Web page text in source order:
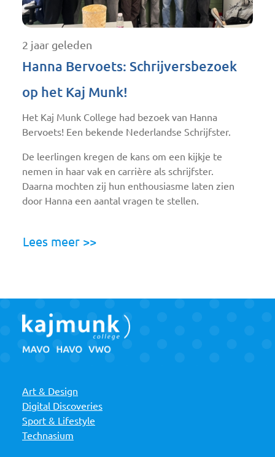
2 jaar geleden
Hanna Bervoets: Schrijversbezoek
op het Kaj Munk!
Het Kaj Munk College had bezoek van Hanna
Bervoets! Een bekende Nederlandse Schrijfster.
De leerlingen kregen de kans om een kijkje te
nemen in haar vak en carrière als schrijfster.
Daarna mochten zij hun enthousiasme laten zien
door Hanna een aantal vragen te stellen.
Lees meer >>
Art & Design
Digital Discoveries
Sport & Lifestyle
Technasium